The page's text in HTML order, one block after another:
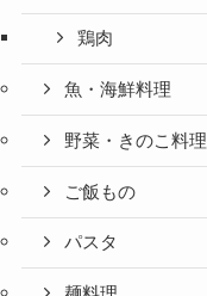
鶏肉
魚・海鮮料理
野菜・きのこ料理
ご飯もの
パスタ